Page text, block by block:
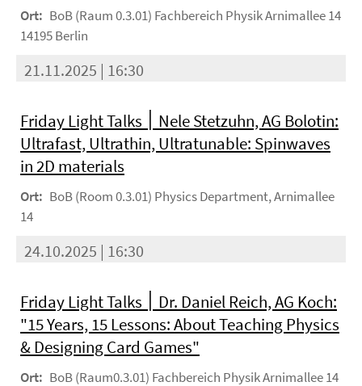
Ort: BoB (Raum 0.3.01) Fachbereich Physik Arnimallee 14
14195 Berlin
21.11.2025 | 16:30
Friday Light Talks ׀ Nele Stetzuhn, AG Bolotin:
Ultrafast, Ultrathin, Ultratunable: Spinwaves
in 2D materials
Ort: BoB (Room 0.3.01) Physics Department, Arnimallee
14
24.10.2025 | 16:30
Friday Light Talks ׀ Dr. Daniel Reich, AG Koch:
"15 Years, 15 Lessons: About Teaching Physics
& Designing Card Games"
Ort: BoB (Raum0.3.01) Fachbereich Physik Arnimallee 14